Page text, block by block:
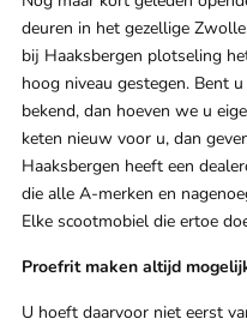
deuren in het gezellige
bij Haaksbergen plotseling
hoog niveau gestegen. Bent
bekend, dan hoeven we u
keten nieuw voor u, dan
Haaksbergen heeft een
die alle A-merken en
Elke scootmobiel die ertoe
Proefrit maken altijd
U hoeft daarvoor niet eerst